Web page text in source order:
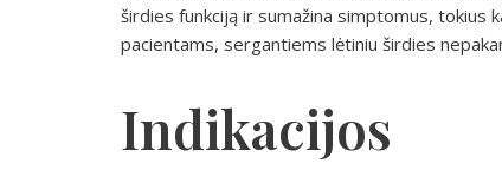
širdies funkciją ir sumažina simptomus, tokius
pacientams, sergantiems lėtiniu širdies
Indikacijos